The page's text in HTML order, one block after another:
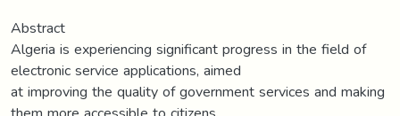
Abstract
Algeria is experiencing significant progress in the field of
electronic service applications, aimed
at improving the quality of government services and making